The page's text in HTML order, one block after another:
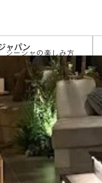
ャパン
TIMES
シーシャの楽しみ方
シーシャカフェ＆バー